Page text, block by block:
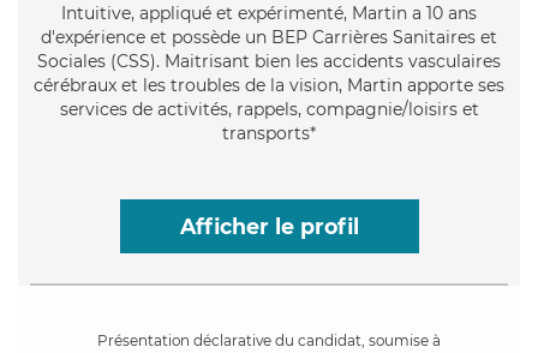
Intuitive, appliqué et expérimenté, Martin a 10 ans
d'expérience et possède un BEP Carrières Sanitaires et
Sociales (CSS). Maitrisant bien les accidents vasculaires
cérébraux et les troubles de la vision, Martin apporte ses
services de activités, rappels, compagnie/loisirs et
transports*
Afficher le profil
Présentation déclarative du candidat, soumise à